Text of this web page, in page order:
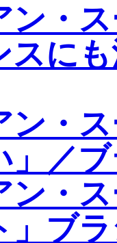
ン・
スに
ン・
」／
ン・
」ブ